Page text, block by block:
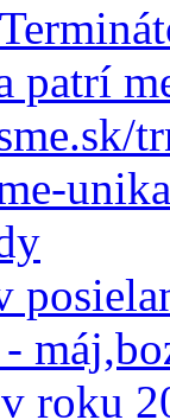
patrí
roku